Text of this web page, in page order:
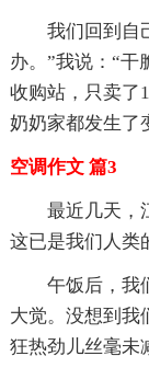
我们回到自己
办。”我说：“干
收购站，只卖了
奶奶家都发生了
空调作文 篇3
最近几天，江
这已是我们人类
午饭后，我们
大觉。没想到我
狂热劲儿丝毫未